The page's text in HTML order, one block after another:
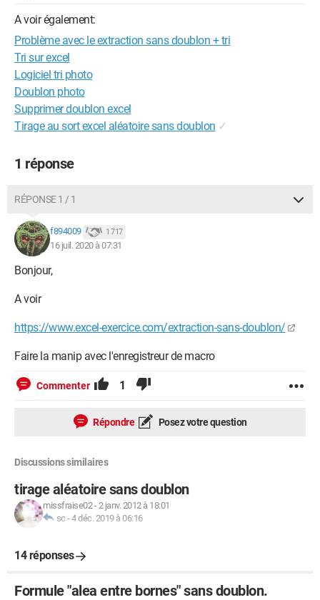
Sub db()
Sheets("Filtre").Range("B1:c1000").AdvancedFilter
Action:=xlFilterCopy,
CopyToRange:=Sheets("FAM").Range("C7"),
Unique:=True
End Sub
Sheets("FAM").[C7:d300].Sort key1:=Sheets("FAM").
       key2:=Sheets("FAM").[D8],
Order2:=xlAscending, Header:=xlGuess
A voir également:
Problème avec le extraction sans doublon + tri
Tri sur excel
Logiciel tri photo
Doublon photo
Supprimer doublon excel
Tirage au sort excel aléatoire sans doublon ✓
1 réponse
RÉPONSE 1 / 1
f894009 1 717
16 juil. 2020 à 07:31
Bonjour,
A voir
https://www.excel-exercice.com/extraction-sans-doublon/
Faire la manip avec l'enregistreur de macro
Commenter 1
Répondre Posez votre question
Discussions similaires
tirage aléatoire sans doublon
missfraise02-2 janv. 2012 à 18:01
sc -4 déc. 2019 à 06:16
14 réponses
Formule "alea entre bornes" sans doublon.